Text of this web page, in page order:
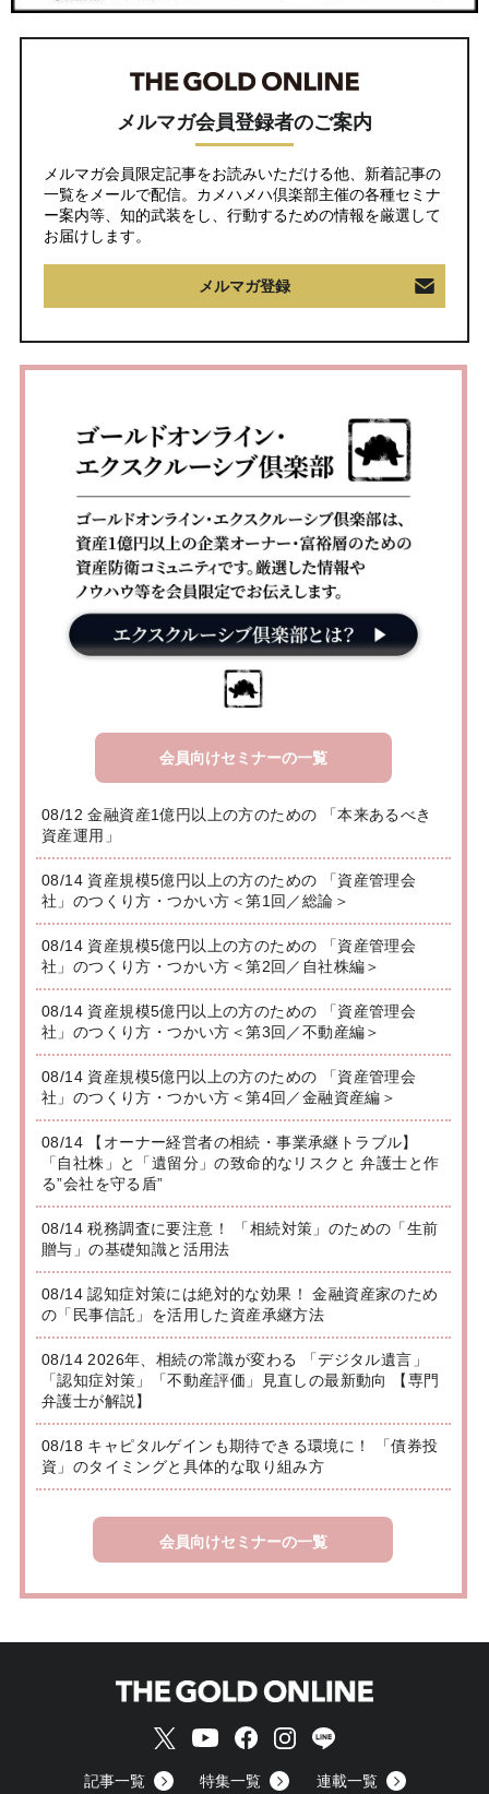
メルマガ会員登録者のご案内
メルマガ会員限定記事をお読みいただける他、新着記事の
一覧をメールで配信。カメハメハ倶楽部主催の各種セミナ
ー案内等、知的武装をし、行動するための情報を厳選して
お届けします。
メルマガ登録
会員向けセミナーの一覧
08/12 金融資産1億円以上の方のための 「本来あるべき
資産運用」
08/14 資産規模5億円以上の方のための 「資産管理会
社」のつくり方・つかい方＜第1回／総論＞
08/14 資産規模5億円以上の方のための 「資産管理会
社」のつくり方・つかい方＜第2回／自社株編＞
08/14 資産規模5億円以上の方のための 「資産管理会
社」のつくり方・つかい方＜第3回／不動産編＞
08/14 資産規模5億円以上の方のための 「資産管理会
社」のつくり方・つかい方＜第4回／金融資産編＞
08/14 【オーナー経営者の相続・事業承継トラブル】
「自社株」と「遺留分」の致命的なリスクと 弁護士と作
る”会社を守る盾”
08/14 税務調査に要注意！ 「相続対策」のための「生前
贈与」の基礎知識と活用法
08/14 認知症対策には絶対的な効果！ 金融資産家のため
の「民事信託」を活用した資産承継方法
08/14 2026年、相続の常識が変わる 「デジタル遺言」
「認知症対策」「不動産評価」見直しの最新動向 【専門
弁護士が解説】
08/18 キャピタルゲインも期待できる環境に！ 「債券投
資」のタイミングと具体的な取り組み方
会員向けセミナーの一覧
記事一覧 特集一覧 連載一覧